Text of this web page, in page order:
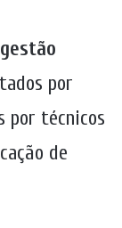
por
por técnicos
de